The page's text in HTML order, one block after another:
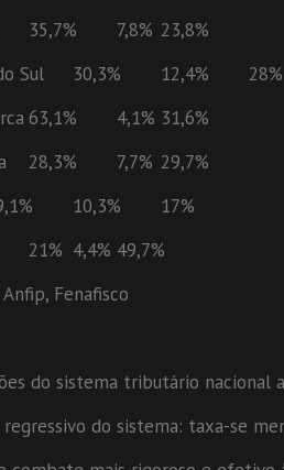
35,7% 7,8% 23,8%
Sul
30,3% 12,4%
28%
63,1% 4,1% 31,6%
28,3% 7,7% 29,7%
10,3%
17%
21% 4,4% 49,7%
Fenafisco
do sistema tributário nacional
do sistema: taxa-se